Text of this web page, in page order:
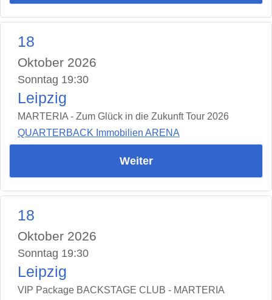
18
Oktober 2026
Sonntag 19:30
Leipzig
MARTERIA - Zum Glück in die Zukunft Tour 2026
QUARTERBACK Immobilien ARENA
Weiter
18
Oktober 2026
Sonntag 19:30
Leipzig
VIP Package BACKSTAGE CLUB - MARTERIA